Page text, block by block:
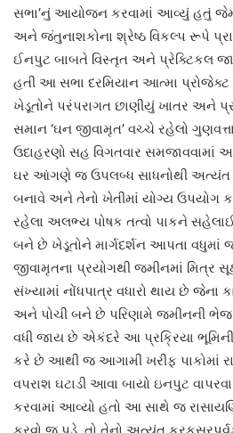
સભા’નું આયોજન કરવામાં આવ્યું હતું
અને જંતુનાશકોના શ્રેષ્ઠ વિકલ્પ રૂપે
ઈનપુટ બાબતે વિસ્તૃત અને પ્રેક્ટિકલ
હતી આ સભા દરમિયાન આત્મા પ્રોજેક્ટ
ખેડૂતોને પરંપરાગત છાણીયું ખાતર અને
સમાન ‘ઘન જીવામૃત’ વચ્ચે રહેલો
ઉદાહરણો સહ વિગતવાર સમજાવવામાં
ઘર આંગણે જ ઉપલબ્ધ સાધનોથી અત્યંત
બનાવે અને તેનો ખેતીમાં યોગ્ય ઉપયોગ
રહેલા અલભ્ય પોષક તત્વો પાકને
બને છે ખેડૂતોને માર્ગદર્શન આપતા
જીવામૃતના પ્રયોગથી જમીનમાં મિત્ર
સંખ્યામાં નોંધપાત્ર વધારો થાય છે જેના
અને પોચી બને છે પરિણામે જમીનની ભેજ
વધી જાય છે એકંદરે આ પ્રક્રિયા
કરે છે આથી જ આગામી ખરીફ પાકોમાં
વપરાશ ઘટાડી આવા બાયો ઇનપુટ
કરવામાં આવ્યો હતો આ સાથે જ